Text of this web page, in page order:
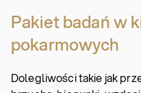
Pakiet badań w
pokarmowych
Dolegliwości takie jak